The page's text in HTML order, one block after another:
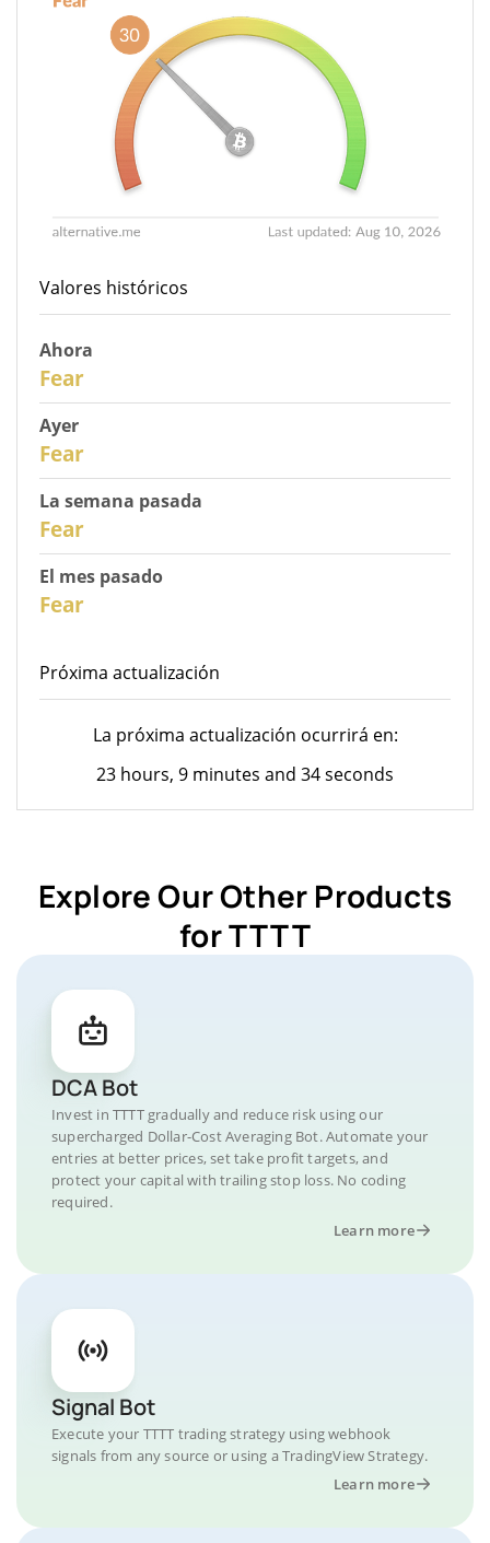
Valores históricos
Ahora
Fear
Ayer
Fear
La semana pasada
Fear
El mes pasado
Fear
Próxima actualización
La próxima actualización ocurrirá en:
23 hours, 9 minutes and 34 seconds
Explore Our Other Products
for TTTT
DCA Bot
Invest in TTTT gradually and reduce risk using our
supercharged Dollar-Cost Averaging Bot. Automate your
entries at better prices, set take profit targets, and
protect your capital with trailing stop loss. No coding
required.
Learn more
Signal Bot
Execute your TTTT trading strategy using webhook
signals from any source or using a TradingView Strategy.
Learn more